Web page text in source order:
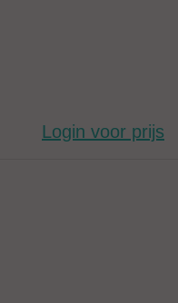
Login voor prijs